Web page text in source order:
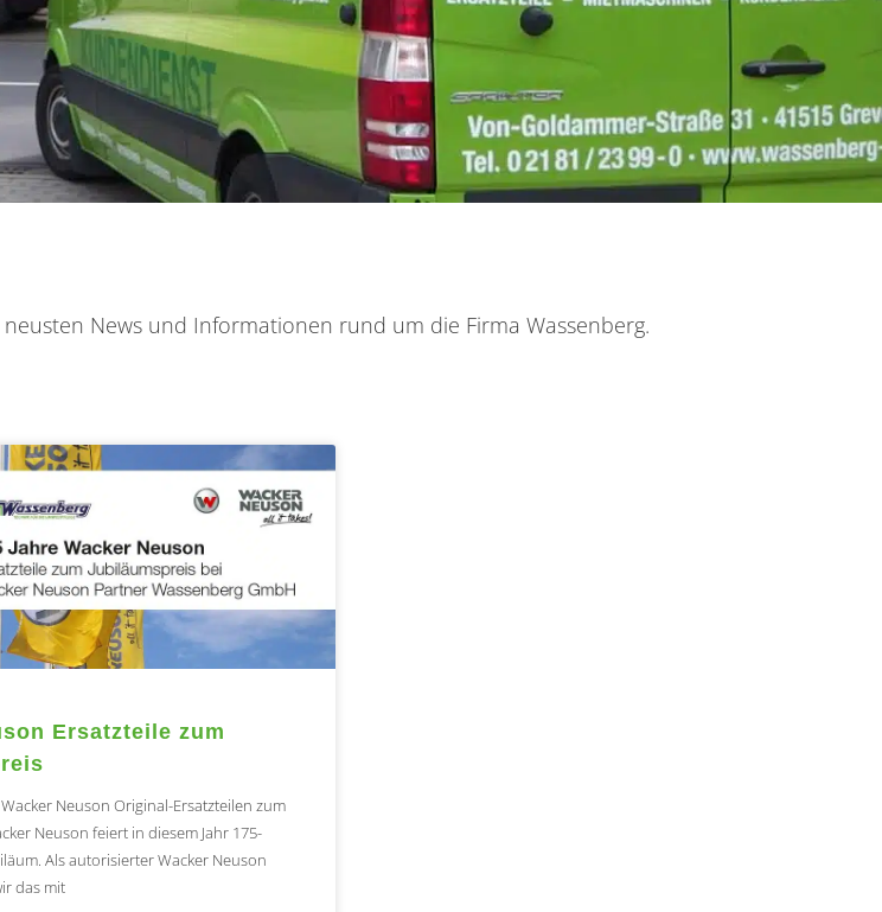
News und Informationen rund um die Firma Wassenberg.
Ersatzteile zum
Neuson Original-Ersatzteilen zum
Neuson feiert in diesem Jahr 175-
Als autorisierter Wacker Neuson
das mit